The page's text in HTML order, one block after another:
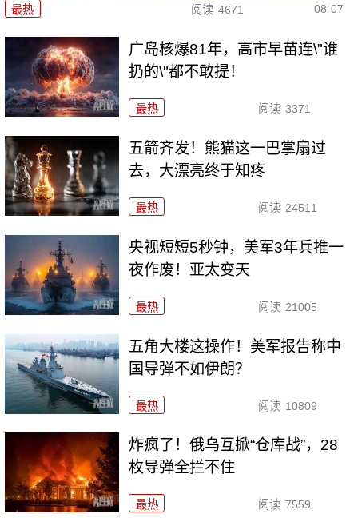
最热 阅读 4671 08-07
广岛核爆81年，高市早苗连\"谁
扔的\"都不敢提！
最热 阅读 3371
五箭齐发！熊猫这一巴掌扇过
去，大漂亮终于知疼
最热 阅读 24511
央视短短5秒钟，美军3年兵推一
夜作废！亚太变天
最热 阅读 21005
五角大楼这操作！美军报告称中
国导弹不如伊朗？
最热 阅读 10809
炸疯了！俄乌互掀“仓库战”，28
枚导弹全拦不住
最热 阅读 7559